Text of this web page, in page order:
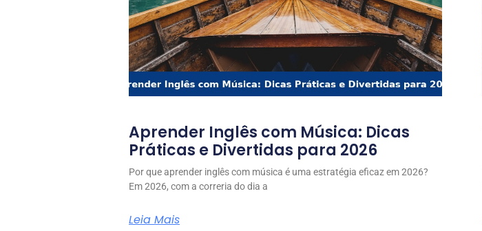
Aprender Inglês com Música: Dicas
Práticas e Divertidas para 2026
Por que aprender inglês com música é uma estratégia eficaz em 2026?
Em 2026, com a correria do dia a
Leia Mais